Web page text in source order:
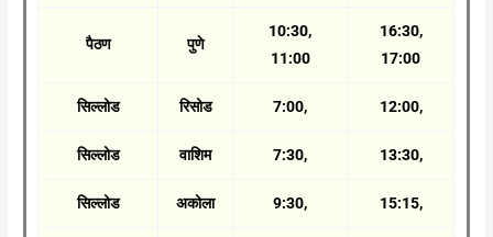
पैठण पुणे
10:30,
11:00
16:30,
17:00
सिल्लोड रिसोड 7:00, 12:00,
सिल्लोड वाशिम 7:30, 13:30,
सिल्लोड अकोला 9:30, 15:15,